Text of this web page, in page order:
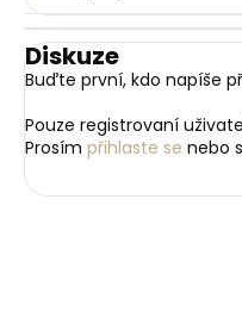
Diskuze
Buďte první, kdo napíše
Pouze registrovaní
Prosím přihlaste se nebo